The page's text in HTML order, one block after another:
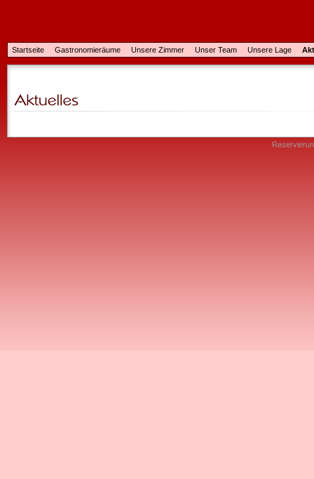
Startseite Gastronomieräume Unsere Zimmer Unser Team Unsere Lage